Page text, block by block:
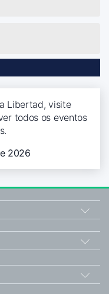
Libertad, visite
todos os eventos
2026